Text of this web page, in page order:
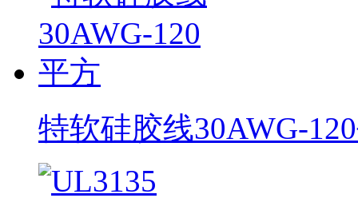
特软硅胶线30AWG-